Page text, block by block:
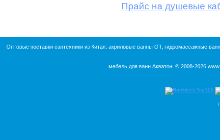
Прайс на душевые
Оптовые поставки сантехники из Китая: акриловые ванны ОТ, гидромассажные
мебель для ванн Акватон . © 2008-2026